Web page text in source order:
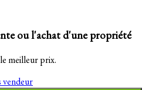
ou l'achat d'une propriété
meilleur prix.
vendeur